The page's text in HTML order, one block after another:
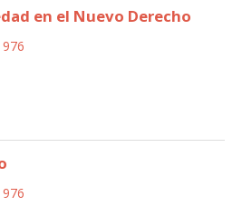
en el Nuevo Derecho